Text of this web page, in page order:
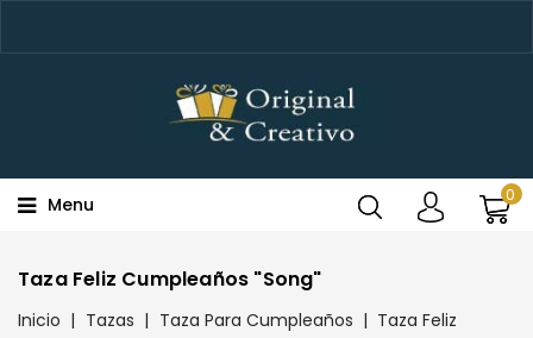
0
Menu
Taza Feliz Cumpleaños "Song"
Inicio Tazas Taza Para Cumpleaños
Taza Feliz